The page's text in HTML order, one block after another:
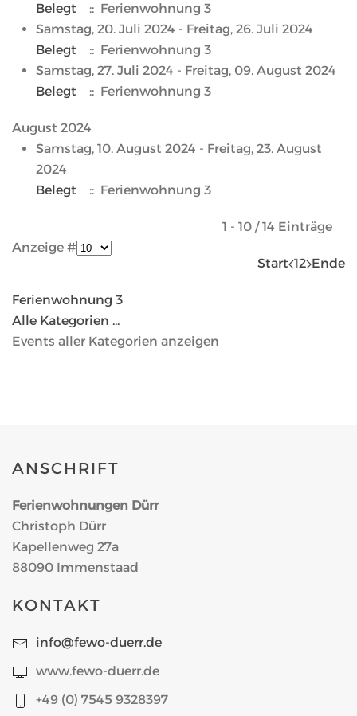
Belegt
:: Ferienwohnung 3
Samstag, 20. Juli 2024 - Freitag, 26. Juli 2024
Belegt
:: Ferienwohnung 3
Samstag, 27. Juli 2024 - Freitag, 09. August 2024
Belegt
:: Ferienwohnung 3
August 2024
Samstag, 10. August 2024 - Freitag, 23. August
2024
Belegt
:: Ferienwohnung 3
1 - 10 / 14 Einträge
Anzeige #
Start 12 Ende
Ferienwohnung 3
Alle Kategorien ...
Events aller Kategorien anzeigen
ANSCHRIFT
Ferienwohnungen Dürr
Christoph Dürr
Kapellenweg 27a
88090 Immenstaad
KONTAKT
info@fewo-duerr.de
www.fewo-duerr.de
+49 (0) 7545 9328397